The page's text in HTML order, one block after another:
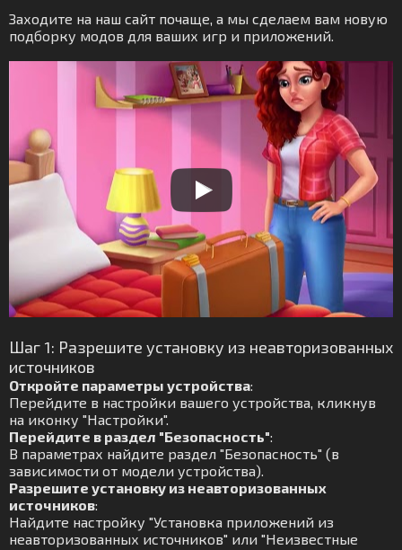
Заходите на наш сайт почаще, а мы сделаем вам новую
подборку модов для ваших игр и приложений.
Шаг 1: Разрешите установку из неавторизованных
источников
Откройте параметры устройства:
Перейдите в настройки вашего устройства, кликнув
на иконку "Настройки".
Перейдите в раздел "Безопасность":
В параметрах найдите раздел "Безопасность" (в
зависимости от модели устройства).
Разрешите установку из неавторизованных
источников:
Найдите настройку "Установка приложений из
неавторизованных источников" или "Неизвестные